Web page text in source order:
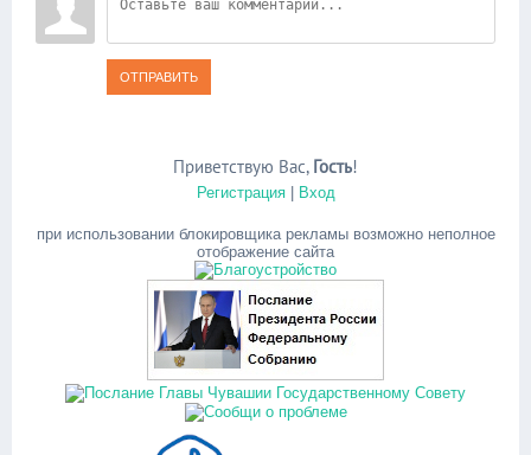
ОТПРАВИТЬ
Приветствую Вас, Гость!
Регистрация| Вход
при использовании блокировщика рекламы возможно неполное
отображение сайта